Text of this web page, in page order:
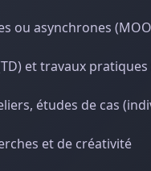
ou asynchrones
et travaux pratiques
études de cas
et de créativité